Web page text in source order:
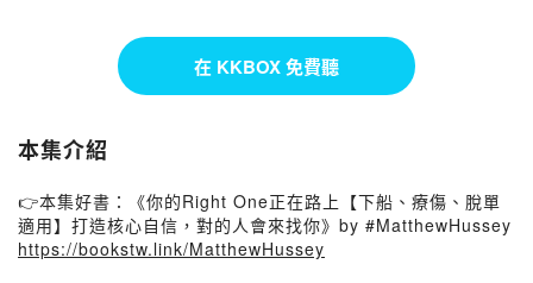
在 KKBOX 免費聽
本集介紹
👉本集好書：《你的Right One正在路上【下船、療傷、脫單
適用】打造核心自信，對的人會來找你》by #MatthewHussey
https://bookstw.link/MatthewHussey